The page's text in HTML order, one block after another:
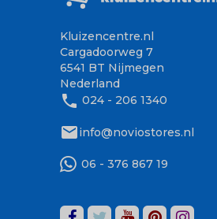
Kluizencentre.nl
Cargadoorweg 7
6541 BT Nijmegen
Nederland
phone 024 - 206 1340
mailinfo@noviostores.nl
06 - 376 867 19